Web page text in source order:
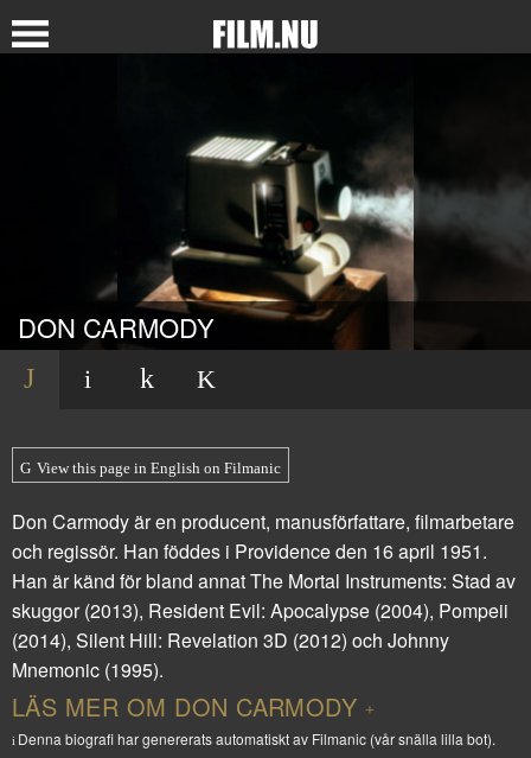
DON CARMODY
View this page in English on Filmanic
Don Carmody är en producent, manusförfattare, filmarbetare
och regissör. Han föddes i Providence den 16 april 1951.
Han är känd för bland annatThe Mortal Instruments: Stad av
skuggor(2013), Resident Evil: Apocalypse (2004), Pompeii
(2014), Silent Hill: Revelation 3D (2012) och Johnny
Mnemonic (1995).
LÄS MER OM DON CARMODY
Denna biografi har genererats automatiskt av Filmanic (vår snälla lilla bot).